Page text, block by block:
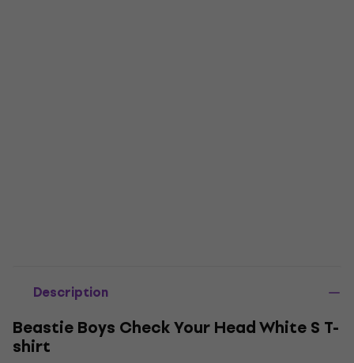
Description
Beastie Boys Check Your Head White S T-
shirt